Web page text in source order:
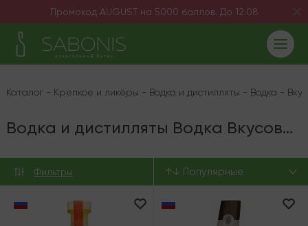
Промокод AUGUST на 5000 баллов. До 12.08
Каталог - Крепкое и ликёры - Водка и дистилляты - Водка -
Водка и дистилляты Водка Вкусовая 0.7 л
Фильтры ↑↓ Популярные